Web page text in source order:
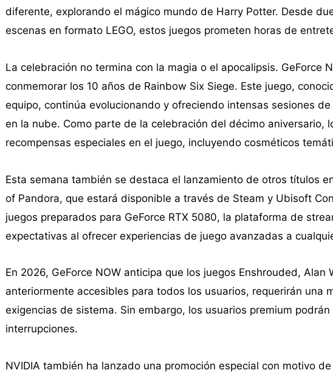
diferente, explorando el mágico mundo de Harry Potter. Desde
escenas en formato LEGO, estos juegos prometen horas de
La celebración no termina con la magia o el apocalipsis. GeForce
conmemorar los 10 años de Rainbow Six Siege. Este juego,
equipo, continúa evolucionando y ofreciendo intensas sesiones
en la nube. Como parte de la celebración del décimo aniversario,
recompensas especiales en el juego, incluyendo cosméticos
Esta semana también se destaca el lanzamiento de otros títulos
of Pandora, que estará disponible a través de Steam y Ubisoft
juegos preparados para GeForce RTX 5080, la plataforma de
expectativas al ofrecer experiencias de juego avanzadas a
En 2026, GeForce NOW anticipa que los juegos Enshrouded, Alan
anteriormente accesibles para todos los usuarios, requerirán una
exigencias de sistema. Sin embargo, los usuarios premium
interrupciones.
NVIDIA también ha lanzado una promoción especial con motivo